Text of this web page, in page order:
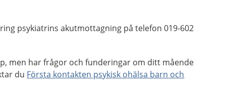
psykiatrins akutmottagning på telefon 019-602
men har frågor och funderingar om ditt mående
du Första kontakten psykisk ohälsa barn och